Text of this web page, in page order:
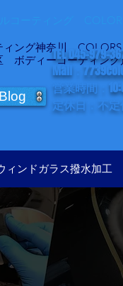
ィング神奈川
ディーコーティング
TEL 045-979-
Mail：
営業時間：
定休日：不定
ィンドガラス撥水加工